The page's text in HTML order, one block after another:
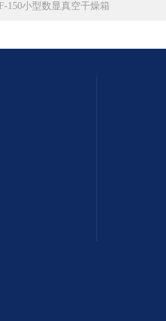
150小型数显真空干燥箱